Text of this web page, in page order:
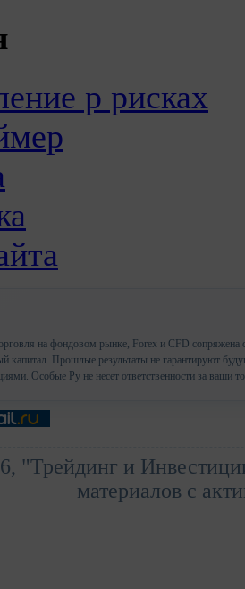
р рисках
на фондовом рынке, Forex и CFD сопряжена
капитал. Прошлые результаты не гарантируют
Особые Ру не несет ответственности за ваши
"Трейдинг и
материалов с